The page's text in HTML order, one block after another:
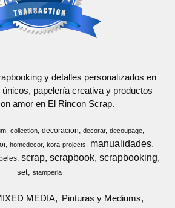
y detalles personalizados en
papelería creativa y productos
amor en El Rincon Scrap.
collection decoracion decorar
decoupage
homedecor kora-projects manualidades
scrap scrapbook scrapbooking
set stamperia
MEDIA
Pinturas y Mediums